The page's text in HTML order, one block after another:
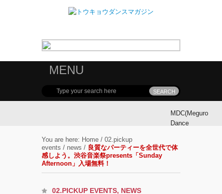
MENU
MDC(Meguro
Dance
参加ダンサ
ー募集！
You are here: Home / 02.pickup
events / news / 良質なパーティーを全世代で体
感しよう。渋谷音楽祭presents「Sunday
Afternoon」入場無料！
02.PICKUP EVENTS, NEWS